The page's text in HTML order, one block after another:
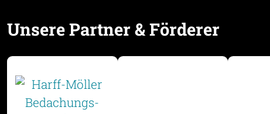
Unsere Partner & Förderer